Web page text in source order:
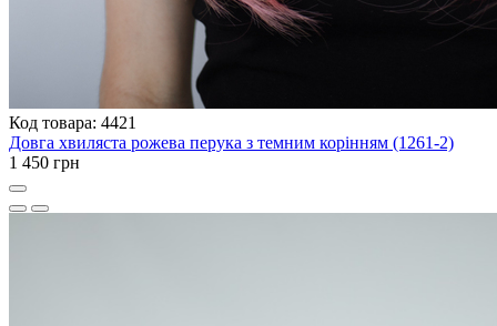
Код товара: 4421
Довга хвиляста рожева перука з темним корінням (1261-2)
1 450 грн